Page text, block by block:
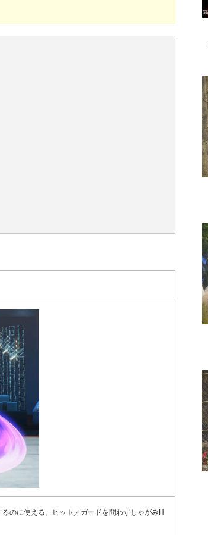
のに使える。ヒット／ガードを問わずしゃがみH